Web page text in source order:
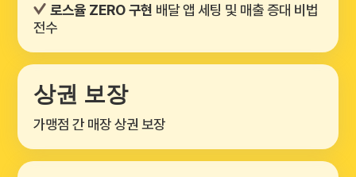
로스율 ZERO 구현 배달 앱 세팅 및 매출 증대 비법
전수
상권 보장
가맹점 간 매장상권 보장